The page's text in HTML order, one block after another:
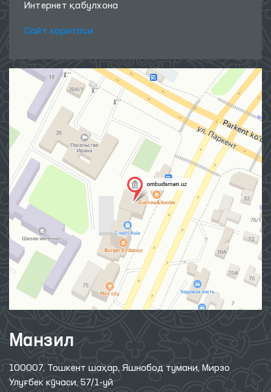
Интернет қабулхона
Сайт харитаси
Манзил
100007, Тошкент шаҳар, Яшнобод тумани, Мирзо
Улуғбек кўчаси, 57/1-уй